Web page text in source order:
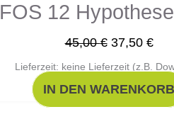
FOS 12
45,00€ 37,50 €
Lieferzeit: keine Lieferzeit (z.B.
IN DEN WARENKORB